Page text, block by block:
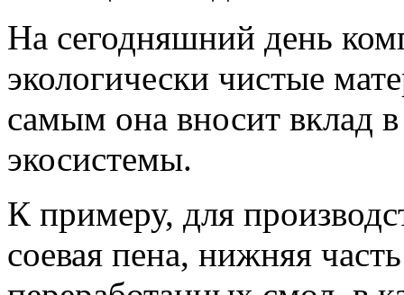
На сегодняшний день
экологически чистые
самым она вносит вклад
экосистемы.
К примеру, для
соевая пена, нижняя